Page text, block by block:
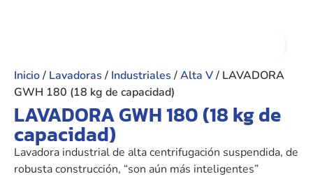
Inicio/ Lavadoras / Industriales /Alta V/ LAVADORA
GWH 180 (18 kg de capacidad)
LAVADORA GWH 180 (18 kg de
capacidad)
Lavadora industrial de alta centrifugación suspendida, de
robusta construcción, “son aún más inteligentes”